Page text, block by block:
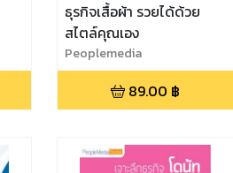
ธุรกิจเสื้อผ้า รวยได้ด้วย
สไตล์คุณเอง
Peoplemedia
89.00 ฿